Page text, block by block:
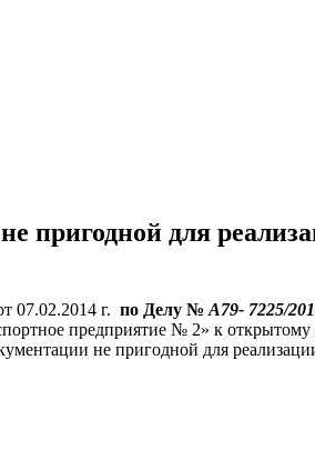
пригодной для
07.02.2014 г. по Делу № А79- 7225/
предприятие № 2» к
не пригодной для